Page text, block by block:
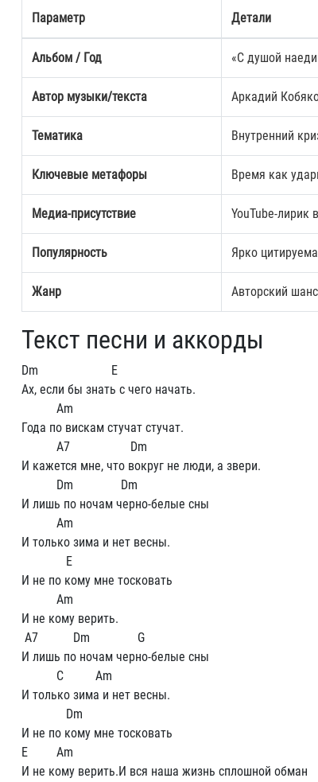
Параметр Детали
Альбом / Год «С душой
Автор музыки/текста Аркадий
Тематика Внутренний
Ключевые метафоры Время как
Медиа-присутствие YouTube-лирик
Популярность Ярко
Жанр Авторский
Текст песни и аккорды
Dm E
Ах, если бы знать с чего начать.
Am
Года по вискам стучат стучат.
A7 Dm
И кажется мне, что вокруг не люди, а звери.
Dm Dm
И лишь по ночам черно-белые сны
Am
И только зима и нет весны.
E
И не по кому мне тосковать
Am
И не кому верить.
A7 Dm G
И лишь по ночам черно-белые сны
C Am
И только зима и нет весны.
Dm
И не по кому мне тосковать
E Am
И не кому верить.И вся наша жизнь сплошной обман